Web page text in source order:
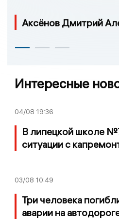
Аксёнов Дмитрий
Интересные
04/08 19:36
В липецкой школе
ситуации с
03/08 10:49
Три человека
аварии на